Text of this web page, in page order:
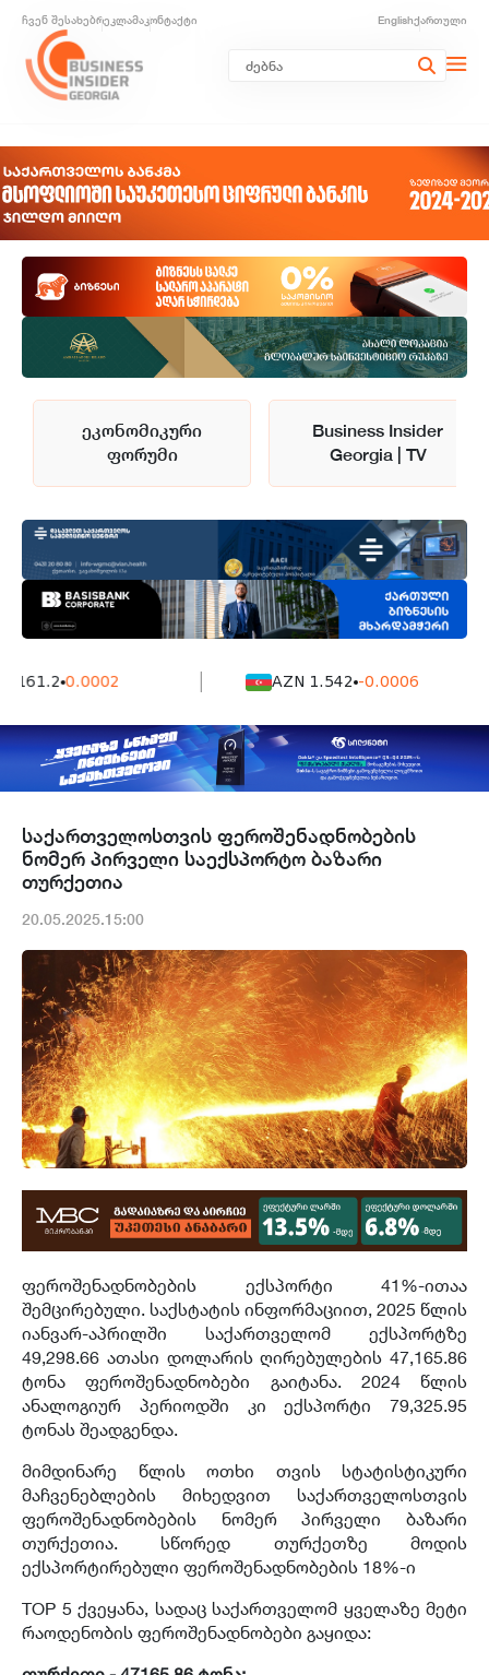
ჩვენ შესახებრეკლამაკონტაქტი Englishქართული
ეკონომიკური
ფორუმი
Business Insider
Georgia | TV
0.0002 AZN 1.542 -0.0006
საქართველოსთვის ფეროშენადნობების
ნომერ პირველი საექსპორტო ბაზარი
თურქეთია
20.05.2025.15:00
ფეროშენადნობების ექსპორტი 41%-ითაა
შემცირებული. საქსტატის ინფორმაციით, 2025 წლის
იანვარ-აპრილში საქართველომ ექსპორტზე
49,298.66 ათასი დოლარის ღირებულების 47,165.86
ტონა ფეროშენადნობები გაიტანა. 2024 წლის
ანალოგიურ პერიოდში კი ექსპორტი 79,325.95
ტონას შეადგენდა.
მიმდინარე წლის ოთხი თვის სტატისტიკური
მაჩვენებლების მიხედვით საქართველოსთვის
ფეროშენადნობების ნომერ პირველი ბაზარი
თურქეთია. სწორედ თურქეთზე მოდის
ექსპორტირებული ფეროშენადნობების 18%-ი
TOP 5 ქვეყანა, სადაც საქართველომ ყველაზე მეტი
რაოდენობის ფეროშენადნობები გაყიდა: